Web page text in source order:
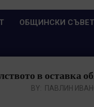
ОБЩИНСКИ СЪВЕТ
в оставка
BY: ПАВЛИН